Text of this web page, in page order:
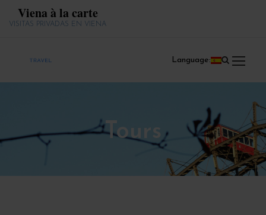
Viena à la carte
VISITAS PRIVADAS EN VIENA
Language:
Tours